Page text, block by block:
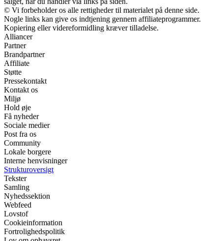
© Vi forbeholder os alle rettigheder til materialet på denne side.
Nogle links kan give os indtjening gennem affiliateprogrammer.
Kopiering eller videreformidling kræver tilladelse.
Alliancer
Partner
Brandpartner
Affiliate
Støtte
Pressekontakt
Kontakt os
Miljø
Hold øje
Få nyheder
Sociale medier
Post fra os
Community
Lokale borgere
Interne henvisninger
Strukturoversigt
Tekster
Samling
Nyhedssektion
Webfeed
Lovstof
Cookieinformation
Fortrolighedspolitik